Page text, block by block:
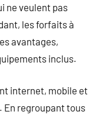
ne veulent pas
les forfaits à
avantages,
inclus.
internet, mobile et
En regroupant tous